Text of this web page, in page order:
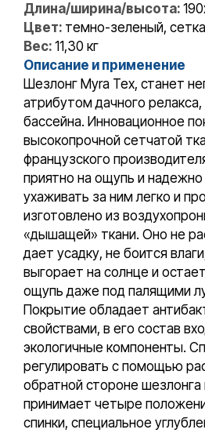
Длина/ширина/высота:
Цвет: темно-зеленый,
Вес: 11,30 кг
Описание и применение
Шезлонг Myra Tex, станет
атрибутом дачного
бассейна. Инновационное
высокопрочной сетчатой
французского
приятно на ощупь и надежно
ухаживать за ним легко и
изготовлено из
«дышащей» ткани. Оно не
дает усадку, не боится
выгорает на солнце и
ощупь даже под палящими
Покрытие обладает
свойствами, в его состав
экологичные компоненты.
регулировать с помощью
обратной стороне шезлонга
принимает четыре
спинки, специальное